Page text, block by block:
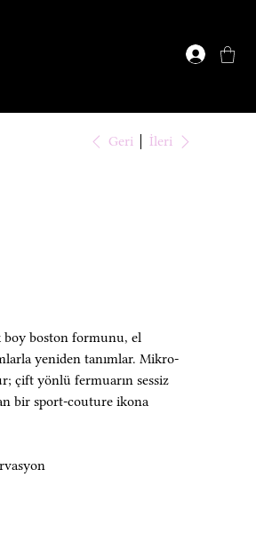
Geri İleri
boston formunu, el
yeniden tanımlar. Mikro-
çift yönlü fermuarın sessiz
bir sport-couture ikona